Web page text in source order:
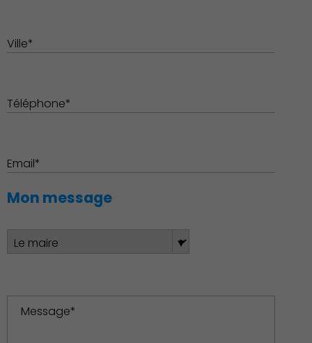
Culture
Ville*
Téléphone*
Email*
Mon message
Message*